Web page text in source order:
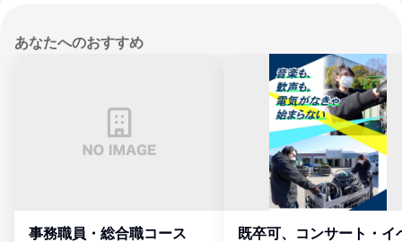
あなたへのおすすめ
事務職員・総合職コース
既卒可、コンサート・イ